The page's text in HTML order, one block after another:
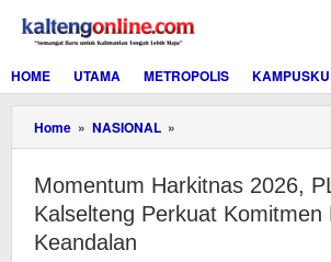
konten
HOME
UTAMA METROPOLIS KAMPUSKU
Home » NASIONAL »
Harkitnas
PLN
UID
Kalselteng
Momentum Harkitnas 2026,
Kalselteng Perkuat Komitmen
Keandalan